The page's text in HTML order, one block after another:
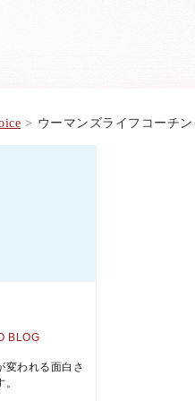
ウーマンズライフコーチン
BLOG
変われる面白さ